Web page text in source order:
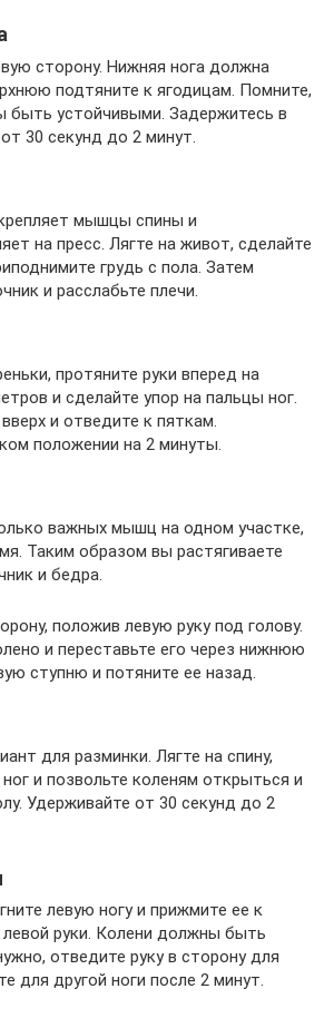
сторону. Нижняя нога должна
подтяните к ягодицам. Помните,
быть устойчивыми. Задержитесь в
30 секунд до 2 минут.
мышцы спины и
на пресс. Лягте на живот, сделайте
грудь с пола. Затем
и расслабьте плечи.
протяните руки вперед на
и сделайте упор на пальцы ног.
и отведите к пяткам.
положении на 2 минуты.
важных мышц на одном участке,
Таким образом вы растягиваете
и бедра.
положив левую руку под голову.
и переставьте его через нижнюю
ступню и потяните ее назад.
для разминки. Лягте на спину,
и позвольте коленям открыться и
Удерживайте от 30 секунд до 2
левую ногу и прижмите ее к
руки. Колени должны быть
отведите руку в сторону для
для другой ноги после 2 минут.